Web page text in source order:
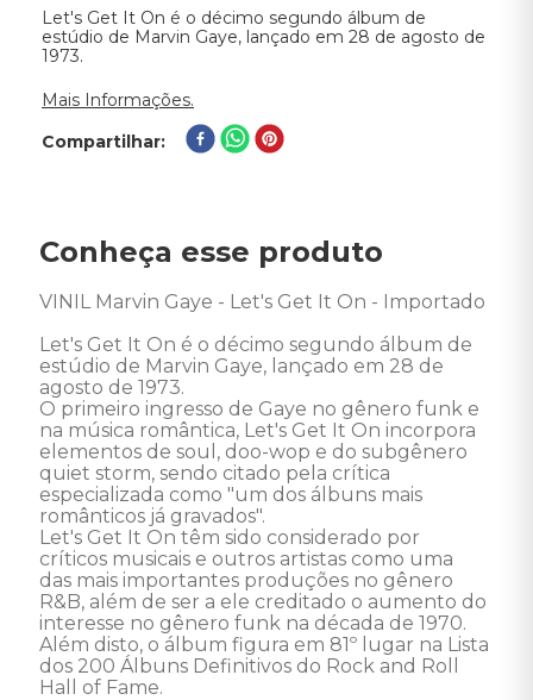
Let's Get It On é o décimo segundo álbum de
estúdio de Marvin Gaye, lançado em 28 de agosto de
1973.
Mais Informações.
Compartilhar
Conheça esse produto
VINIL Marvin Gaye - Let's Get It On - Importado
Let's Get It On é o décimo segundo álbum de
estúdio de Marvin Gaye, lançado em 28 de
agosto de 1973.
O primeiro ingresso de Gaye no gênero funk e
na música romântica, Let's Get It On incorpora
elementos de soul, doo-wop e do subgênero
quiet storm, sendo citado pela crítica
especializada como "um dos álbuns mais
românticos já gravados".
Let's Get It On têm sido considerado por
críticos musicais e outros artistas como uma
das mais importantes produções no gênero
R&B, além de ser a ele creditado o aumento do
interesse no gênero funk na década de 1970.
Além disto, o álbum figura em 81º lugar na Lista
dos 200 Álbuns Definitivos do Rock and Roll
Hall of Fame.